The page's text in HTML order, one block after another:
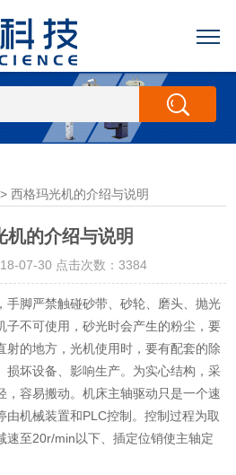
> 西格玛光机的介绍与说明
机的介绍与说明
07-30 点击次数：3384
手脚严禁触碰砂带、砂轮、磨头、抛光
子不可使用，砂光时会产生的粉尘，要
射的地方，光机使用时，要有配套的除
损坏设备、影响生产。为实心结构，采
，容易搬动。机床主轴驱动只是一个速
由机械装置和PLC控制。控制过程为取
速至20r/min以下、插定位销使主轴定